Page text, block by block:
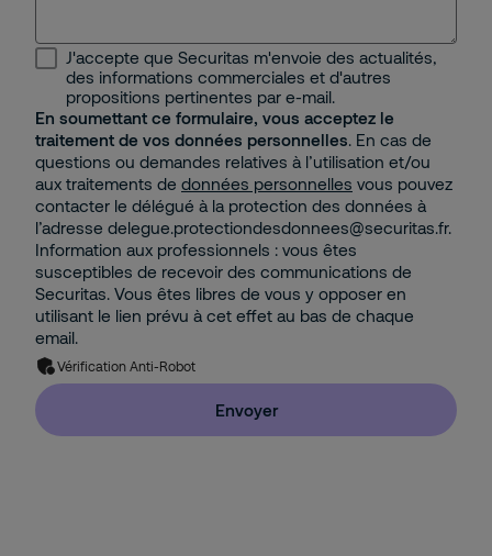
J'accepte que Securitas m'envoie des actualités,
des informations commerciales et d'autres
propositions pertinentes par e-mail.
En soumettant ce formulaire, vous acceptez le
traitement de vos données personnelles. En cas de
questions ou demandes relatives à l’utilisation et/ou
aux traitements de données personnelles vous pouvez
contacter le délégué à la protection des données à
l’adresse delegue.protectiondesdonnees@securitas.fr.
Information aux professionnels : vous êtes
susceptibles de recevoir des communications de
Securitas. Vous êtes libres de vous y opposer en
utilisant le lien prévu à cet effet au bas de chaque
email.
Vérification Anti-Robot
Envoyer